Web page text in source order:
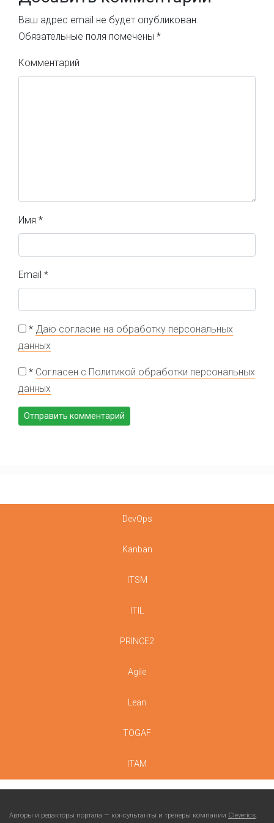
Ваш адрес email не будет опубликован.
Обязательные поля помечены *
Комментарий
Имя *
Email *
* Даю согласие на обработку персональных
данных
* Согласен с Политикой обработки персональных
данных
DevOps
Kanban
ITSM
ITIL
PRINCE2
Agile
Lean
TOGAF
ITAM
Авторы и редакторы портала — консультанты и тренеры компании Cleverics.